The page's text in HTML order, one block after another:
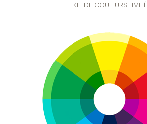
KIT DE COULEURS LIMITÉ